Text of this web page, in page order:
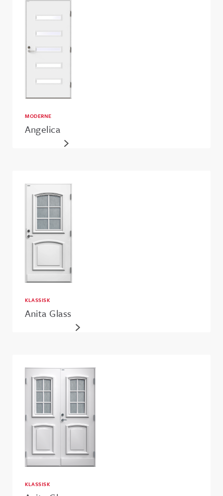
MODERNE
Angelica
KLASSISK
Anita Glass
KLASSISK